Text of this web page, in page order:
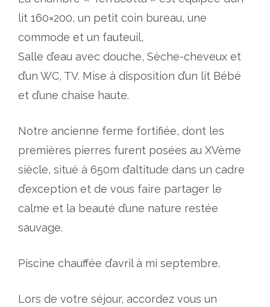
lit 160×200, un petit coin bureau, une
commode et un fauteuil,
Salle d’eau avec douche, Sèche-cheveux et
d’un WC, TV. Mise à disposition d’un lit Bébé
et d’une chaise haute.
Notre ancienne ferme fortifiée, dont les
premières pierres furent posées au XVème
siècle, situé à 650m d’altitude dans un cadre
d’exception et de vous faire partager le
calme et la beauté d’une nature restée
sauvage.
Piscine chauffée d’avril à mi septembre.
Lors de votre séjour, accordez vous un